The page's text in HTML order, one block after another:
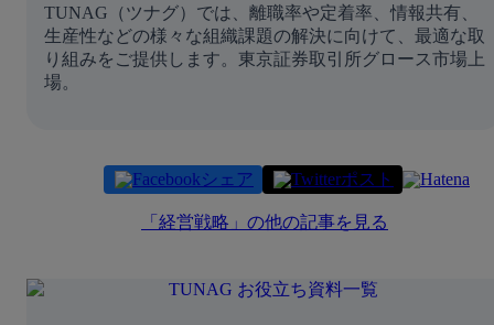
TUNAG（ツナグ）では、離職率や定着率、情報共有、
生産性などの様々な組織課題の解決に向けて、最適な取
り組みをご提供します。東京証券取引所グロース市場上
場。
シェア ポスト
「 経営戦略 」の他の記事を見る